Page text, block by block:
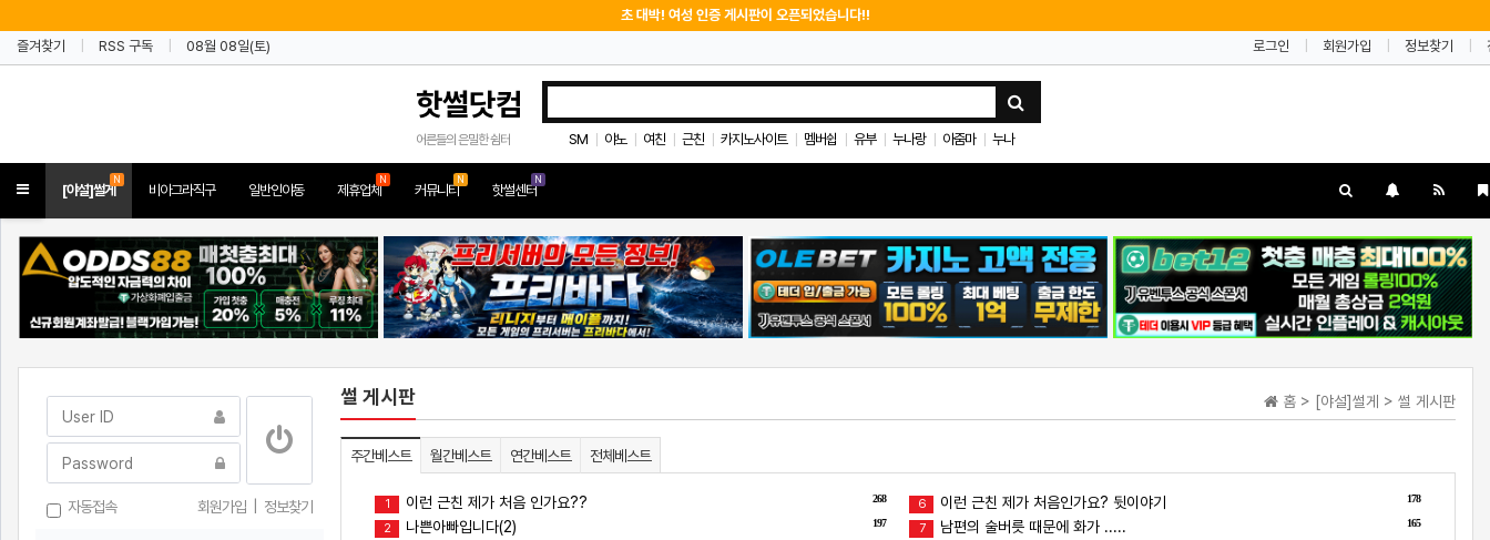
초 대박! 여성 인증 게시판이 오픈되었습니다!!
즐겨찾기
RSS 구독 08월 08일(토) 로그인 회원가입 정보찾기
핫썰닷컴
어른들의 은밀한 쉼터 SM 야노 여친 근친 카지노사이트 멤버쉽 유부 누나랑 아줌마 누나
Toggle[야설]썰게
N
비아그라직구 일반인야동 제휴업체
N
커뮤니티
N
핫썰센터
N
홈 > [야설]썰게 > 썰 게시판
썰 게시판
주간베스트 월간베스트 연간베스트 전체베스트
268
1 이런 근친 제가 처음 인가요??
197
2 나쁜아빠입니다(2)
178
6 이런 근친 제가 처음인가요? 뒷이야기
165
7 남편의 술버릇 때문에 화가 .....
자동접속 회원가입 정보찾기